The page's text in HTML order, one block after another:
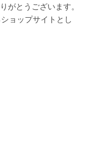
がとうございます。
ョップサイトとし